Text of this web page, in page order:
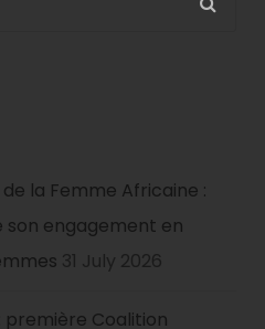
la Femme Africaine :
son engagement en
31 July 2026
première Coalition